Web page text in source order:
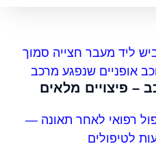
– פיצויים מלאים